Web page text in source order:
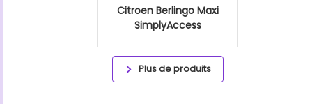
Citroen Berlingo Maxi
SimplyAccess
Plus de produits